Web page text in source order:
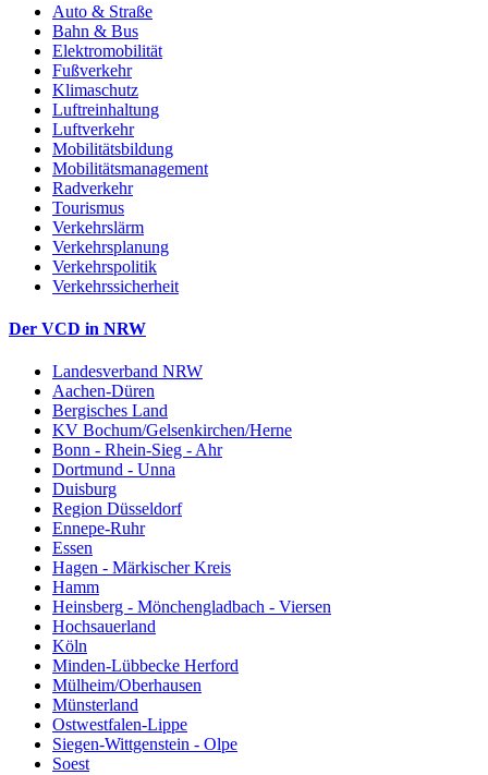
Auto & Straße
Bahn & Bus
Elektromobilität
Fußverkehr
Klimaschutz
Luftreinhaltung
Luftverkehr
Mobilitätsbildung
Mobilitätsmanagement
Radverkehr
Tourismus
Verkehrslärm
Verkehrsplanung
Verkehrspolitik
Verkehrssicherheit
Der VCD in NRW
Landesverband NRW
Aachen-Düren
Bergisches Land
KV Bochum/Gelsenkirchen/Herne
Bonn - Rhein-Sieg - Ahr
Dortmund - Unna
Duisburg
Region Düsseldorf
Ennepe-Ruhr
Essen
Hagen - Märkischer Kreis
Hamm
Heinsberg - Mönchengladbach - Viersen
Hochsauerland
Köln
Minden-Lübbecke Herford
Mülheim/Oberhausen
Münsterland
Ostwestfalen-Lippe
Siegen-Wittgenstein - Olpe
Soest